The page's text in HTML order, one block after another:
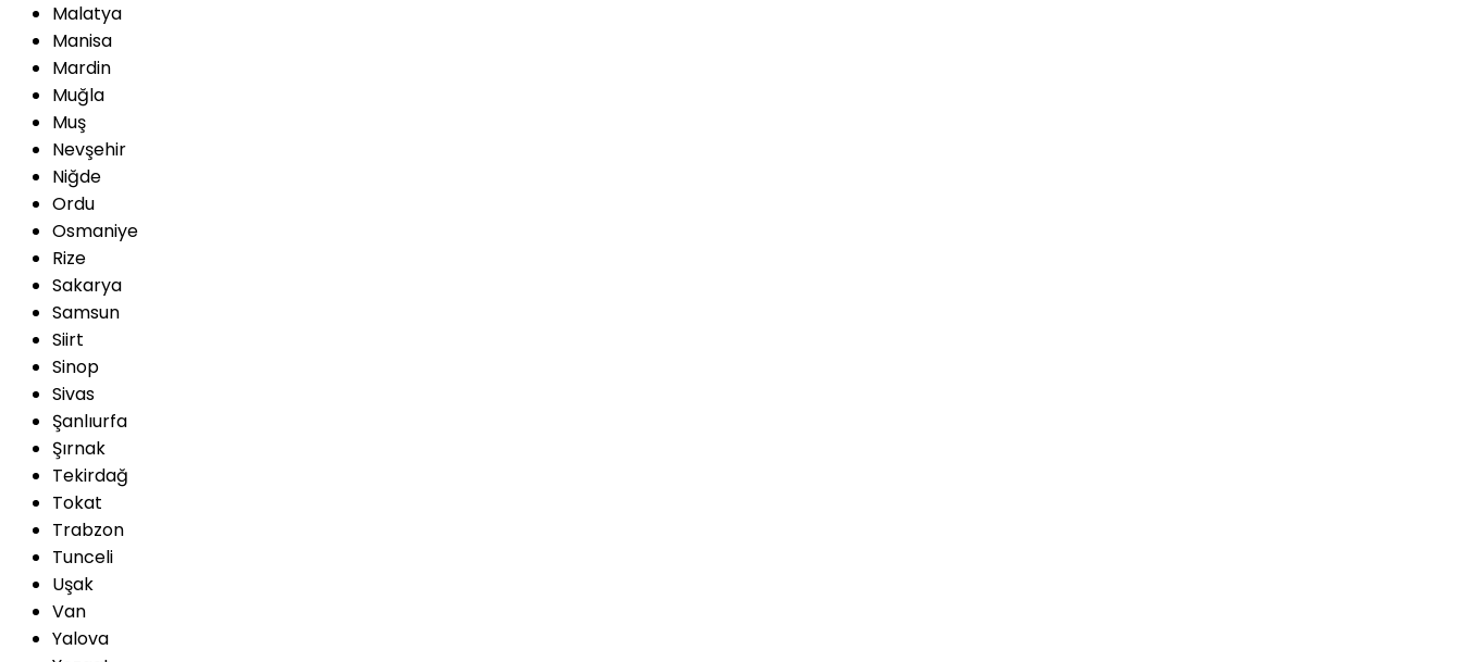
Malatya
Manisa
Mardin
Muğla
Muş
Nevşehir
Niğde
Ordu
Osmaniye
Rize
Sakarya
Samsun
Siirt
Sinop
Sivas
Şanlıurfa
Şırnak
Tekirdağ
Tokat
Trabzon
Tunceli
Uşak
Van
Yalova